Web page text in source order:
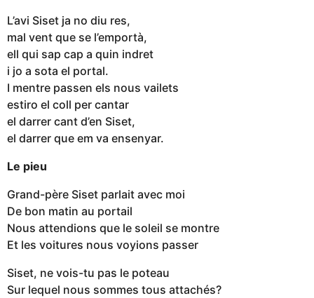
L’avi Siset ja no diu res,
mal vent que se l’emportà,
ell qui sap cap a quin indret
i jo a sota el portal.
I mentre passen els nous vailets
estiro el coll per cantar
el darrer cant d’en Siset,
el darrer que em va ensenyar.
Le pieu
Grand-père Siset parlait avec moi
De bon matin au portail
Nous attendions que le soleil se montre
Et les voitures nous voyions passer
Siset, ne vois-tu pas le poteau
Sur lequel nous sommes tous attachés?